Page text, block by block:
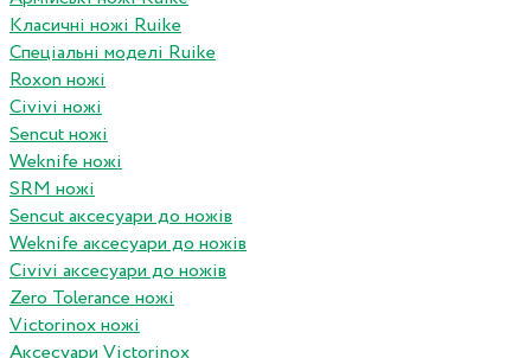
Класичні ножі Ruike
Спеціальні моделі Ruike
Roxon ножi
Civivi ножі
Sencut ножі
Weknife ножі
SRM ножі
Sencut аксесуари до ножів
Weknife аксесуари до ножів
Civivi аксесуари до ножів
Zero Tolerance ножі
Victorinox ножі